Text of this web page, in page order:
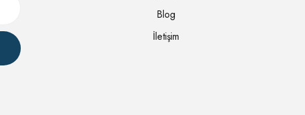
Blog
İletişim